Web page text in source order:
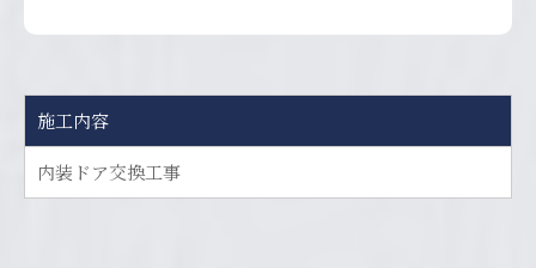
施工内容
内装ドア交換工事